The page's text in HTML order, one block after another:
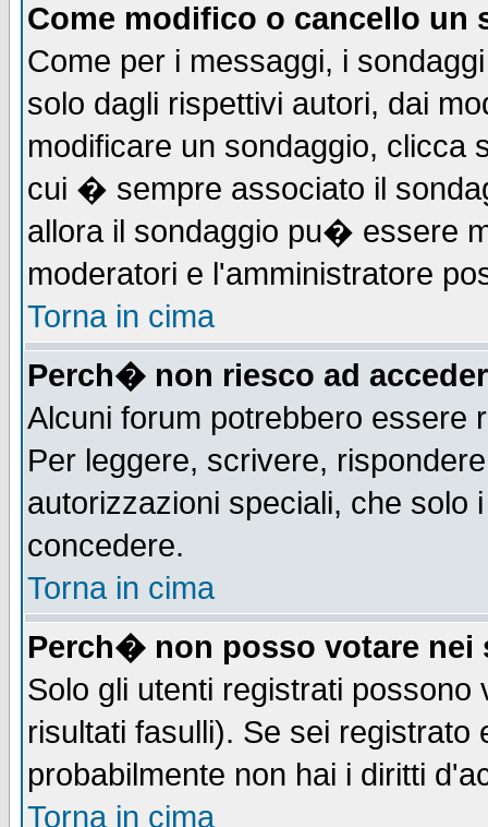
Come modifico o cancello un
Come per i messaggi, i
solo dagli rispettivi autori, dai
modificare un sondaggio, clicca
cui � sempre associato il
allora il sondaggio pu� essere
moderatori e l'amministratore
Torna in cima
Perch� non riesco ad
Alcuni forum potrebbero essere
Per leggere, scrivere,
autorizzazioni speciali, che solo
concedere.
Torna in cima
Perch� non posso votare nei
Solo gli utenti registrati
risultati fasulli). Se sei
probabilmente non hai i diritti
Torna in cima